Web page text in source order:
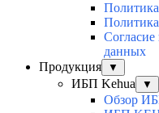
Согласие
данных
Продукция
▼
ИБП Kehua ▼
Обзор